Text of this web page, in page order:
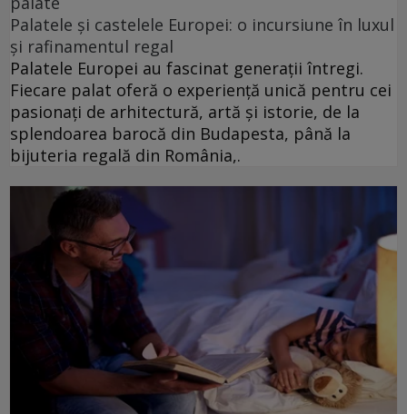
Palatele și castelele Europei: o incursiune în luxul
și rafinamentul regal
Palatele Europei au fascinat generații întregi.
Fiecare palat oferă o experiență unică pentru cei
pasionați de arhitectură, artă și istorie, de la
splendoarea barocă din Budapesta, până la
bijuteria regală din România,.